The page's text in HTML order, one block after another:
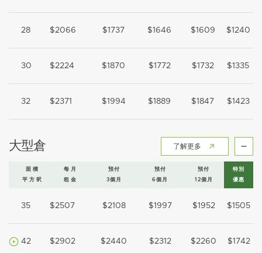
28 $2066 $1737 $1646 $1609 $1240
30 $2224 $1870 $1772 $1732 $1335
32 $2371 $1994 $1889 $1847 $1423
大型倉 了解更多
面積
平方呎
每月
租金
預付
3個月
預付
6個月
預付
12個月
特別
優惠
35 $2507 $2108 $1997 $1952 $1505
42 $2902 $2440 $2312 $2260 $1742